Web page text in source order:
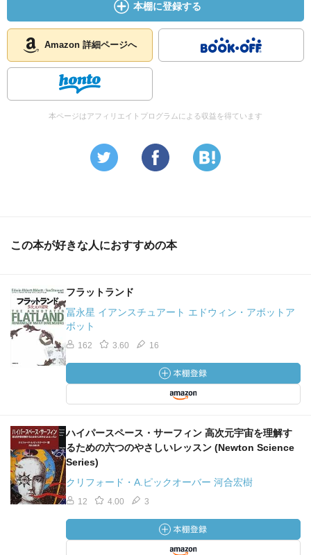
本棚に登録する
Amazon 詳細ページへ
本ページはアフィリエイトプログラムによる収益を得ています
この本が好きな人におすすめの本
フラットランド
冨永星 イアンスチュアート エドウィン・アボットア
ボット
162 3.60 16
ハイパースペース・サーフィン 高次元宇宙を理解す
るための六つのやさしいレッスン (Newton Science
Series)
クリフォード・A.ピックオーバー 河合宏樹
12 4.00 3